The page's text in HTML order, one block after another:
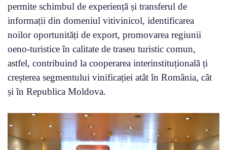
permite schimbul de experiență și transferul de
informații din domeniul vitivinicol, identificarea
noilor oportunități de export, promovarea regiunii
oeno-turistice în calitate de traseu turistic comun,
astfel, contribuind la cooperarea interinstituțională ți
creșterea segmentului vinificației atât în România, cât
și în Republica Moldova.